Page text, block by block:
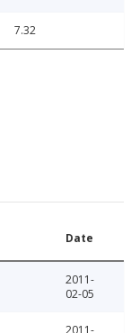
7.32
Date
2011-
02-05